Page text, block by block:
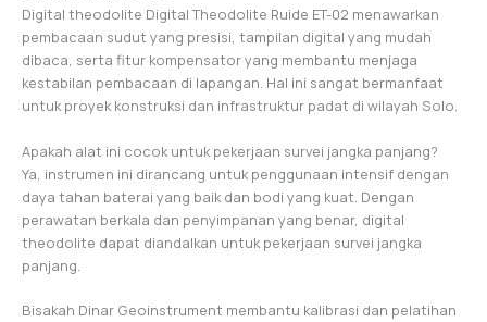
Digital theodolite Digital Theodolite Ruide ET-02 menawarkan
pembacaan sudut yang presisi, tampilan digital yang mudah
dibaca, serta fitur kompensator yang membantu menjaga
kestabilan pembacaan di lapangan. Hal ini sangat bermanfaat
untuk proyek konstruksi dan infrastruktur padat di wilayah Solo.
Apakah alat ini cocok untuk pekerjaan survei jangka panjang?
Ya, instrumen ini dirancang untuk penggunaan intensif dengan
daya tahan baterai yang baik dan bodi yang kuat. Dengan
perawatan berkala dan penyimpanan yang benar, digital
theodolite dapat diandalkan untuk pekerjaan survei jangka
panjang.
Bisakah Dinar Geoinstrument membantu kalibrasi dan pelatihan